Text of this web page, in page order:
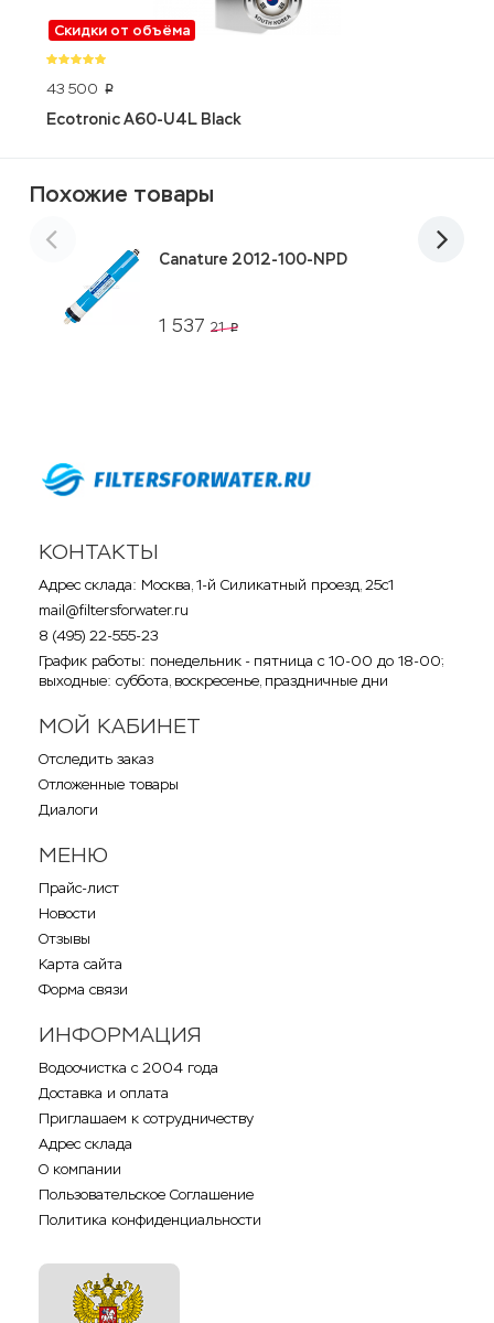
Скидки от объёма
43 500 p
Ecotronic A60-U4L Black
Похожие товары
1 537 21p
Canature 2012-100-NPD
КОНТАКТЫ
Адрес склада: Москва, 1-й Силикатный проезд, 25с1
mail@filtersforwater.ru
8 (495) 22-555-23
График работы: понедельник - пятница с 10-00 до 18-00;
выходные: суббота, воскресенье, праздничные дни
МОЙ КАБИНЕТ
Отследить заказ
Отложенные товары
Диалоги
МЕНЮ
Прайс-лист
Новости
Отзывы
Карта сайта
Форма связи
ИНФОРМАЦИЯ
Водоочистка с 2004 года
Доставка и оплата
Приглашаем к сотрудничеству
Адрес склада
О компании
Пользовательское Соглашение
Политика конфиденциальности